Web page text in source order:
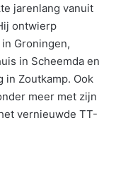
jarenlang vanuit
ontwierp
Groningen,
in Scheemda en
in Zoutkamp. Ook
meer met zijn
vernieuwde TT-